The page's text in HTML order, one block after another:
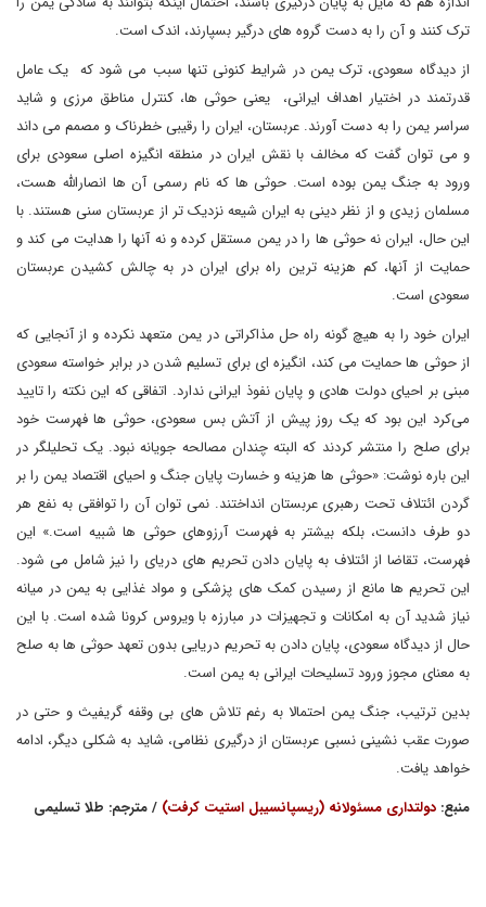
ترک کنند و آن را به دست گروه های درگیر بسپارند، اندک است.
از دیدگاه سعودی، ترک یمن در شرایط کنونی تنها سبب می شود که یک عامل
قدرتمند در اختیار اهداف ایرانی، یعنی حوثی ها، کنترل مناطق مرزی و شاید
سراسر یمن را به دست آورند. عربستان، ایران را رقیبی خطرناک و مصمم می داند
و می توان گفت که مخالف با نقش ایران در منطقه انگیزه اصلی سعودی برای
ورود به جنگ یمن بوده است. حوثی ها که نام رسمی آن ها انصارالله هست،
مسلمان زیدی و از نظر دینی به ایران شیعه نزدیک تر از عربستان سنی هستند. با
این حال، ایران نه حوثی ‌ها را در یمن مستقل کرده و نه آنها را هدایت می کند و
حمایت از آنها، کم هزینه ترین راه برای ایران در به چالش کشیدن عربستان
سعودی است.
ایران خود را به هیچ گونه راه حل مذاکراتی در یمن متعهد نکرده و از آنجایی که
از حوثی ها حمایت می کند، انگیزه ای برای تسلیم شدن در برابر خواسته سعودی
مبنی بر احیای دولت هادی و پایان نفوذ ایرانی ندارد. اتفاقی که این نکته را تایید
می‌کرد این بود که یک روز پیش از آتش ‌بس سعودی، حوثی ها فهرست خود
برای صلح را منتشر کردند که البته چندان مصالحه جویانه نبود. یک تحلیلگر در
این باره نوشت: «حوثی ها هزینه و خسارت پایان جنگ و احیای اقتصاد یمن را بر
گردن ائتلاف تحت رهبری عربستان انداختند. نمی توان آن را توافقی به نفع هر
دو طرف دانست، بلکه بیشتر به فهرست آرزوهای حوثی ها شبیه است.» این
فهرست، تقاضا از ائتلاف به پایان دادن تحریم های دریای را نیز شامل می شود.
این تحریم ها مانع از رسیدن کمک های پزشکی و مواد غذایی به یمن در میانه
نیاز شدید آن به امکانات و تجهیزات در مبارزه با ویروس کرونا شده است. با این
حال از دیدگاه سعودی، پایان دادن به تحریم دریایی بدون تعهد حوثی ها به صلح
به معنای مجوز ورود تسلیحات ایرانی به یمن است.
بدین ترتیب، جنگ یمن احتمالا به رغم تلاش های بی وقفه گریفیث و حتی در
صورت عقب نشینی نسبی عربستان از درگیری نظامی، شاید به شکلی دیگر، ادامه
خواهد یافت.
منبع: دولتداری مسئولانه (ریسپانسیبل استیت کرفت) / مترجم: طلا تسلیمی